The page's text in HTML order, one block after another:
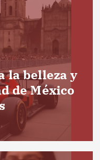
la belleza y
de México